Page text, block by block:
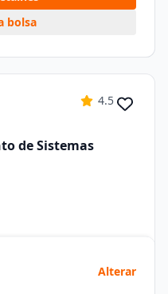
bolsa
4.5
de Sistemas
Alterar